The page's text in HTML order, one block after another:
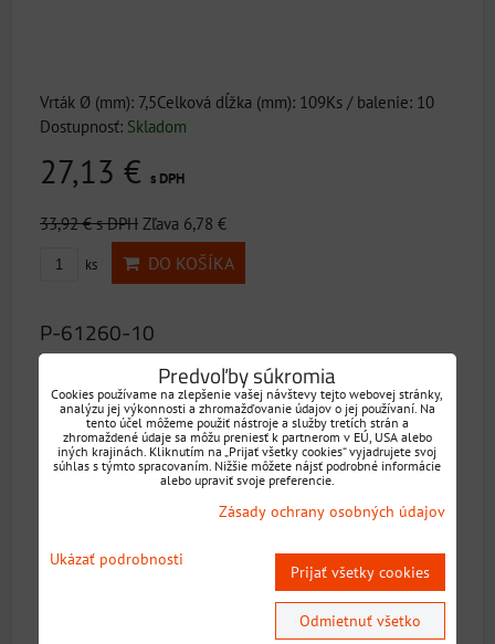
Vrták Ø (mm): 7,5Celková dĺžka (mm): 109Ks / balenie: 10
Dostupnosť: Skladom
27,13 € s DPH
33,92 €s DPH Zľava 6,78 €
ks DO KOŠÍKA
P-61260-10
Vrták Ø (mm): 8,0Celková dĺžka (mm): 117Ks / balenie: 10
Predvoľby súkromia
Cookies používame na zlepšenie vašej návštevy tejto webovej stránky,
analýzu jej výkonnosti a zhromažďovanie údajov o jej používaní. Na
tento účel môžeme použiť nástroje a služby tretích strán a
zhromaždené údaje sa môžu preniesť k partnerom v EÚ, USA alebo
iných krajinách. Kliknutím na „Prijať všetky cookies“ vyjadrujete svoj
súhlas s týmto spracovaním. Nižšie môžete nájsť podrobné informácie
alebo upraviť svoje preferencie.
Zásady ochrany osobných údajov
Ukázať podrobnosti
Prijať všetky cookies
Odmietnuť všetko